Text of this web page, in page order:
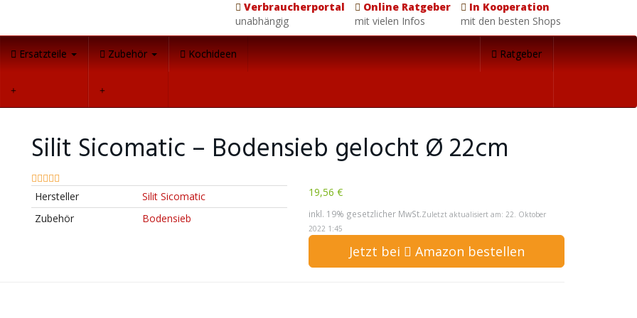
Verbraucherportal
unabhängig
Online Ratgeber
mit vielen Infos
In Kooperation
mit den besten Shops
Ersatzteile Zubehör Kochideen Ratgeber
Silit Sicomatic – Bodensieb gelocht Ø 22cm
19,56 €
inkl. 19% gesetzlicher MwSt.Zuletzt aktualisiert am: 22. Oktober
2022 1:45
Jetzt bei Amazon bestellen
Hersteller
Silit Sicomatic
Zubehör
Bodensieb